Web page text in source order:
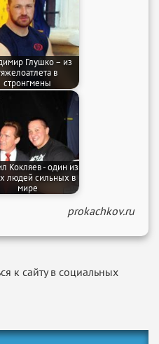
Глушко – из
в
стронгмены
Кокляев - один из
людей сильных в
мире
prokachkov.ru
к сайту в социальных